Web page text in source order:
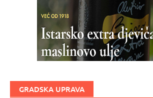
GRADSKA UPRAVA